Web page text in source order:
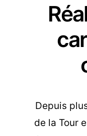
Depuis
de la Tour